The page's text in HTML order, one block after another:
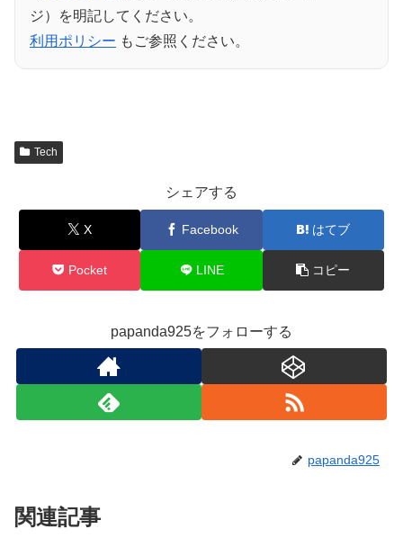
ジ）を明記してください。
利用ポリシー もご参照ください。
Tech
シェアする
X Facebook はてブ
Pocket LINE コピー
papanda925をフォローする
papanda925
関連記事